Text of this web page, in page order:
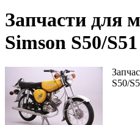
Запчасти для
Simson S50/S51
S50/